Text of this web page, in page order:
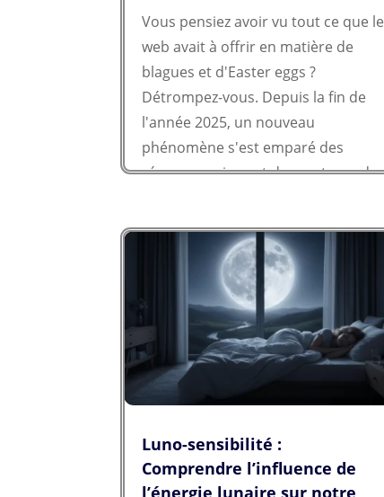
Vous pensiez avoir vu tout ce que le
web avait à offrir en matière de
blagues et d'Easter eggs ?
Détrompez-vous. Depuis la fin de
l'année 2025, un nouveau
phénomène s'est emparé des
réseaux sociaux et des moteurs de
internaute pantois...
Luno-sensibilité :
Comprendre l’influence de